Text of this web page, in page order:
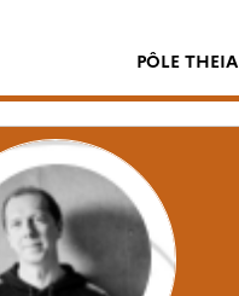
PÔLE THEIA